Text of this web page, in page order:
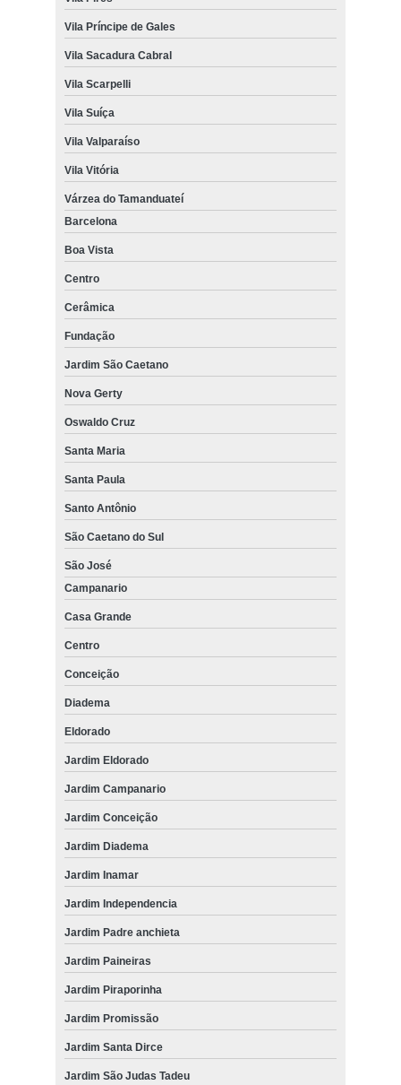
Vila Príncipe de Gales
Vila Sacadura Cabral
Vila Scarpelli
Vila Suíça
Vila Valparaíso
Vila Vitória
Várzea do Tamanduateí
Barcelona
Boa Vista
Centro
Cerâmica
Fundação
Jardim São Caetano
Nova Gerty
Oswaldo Cruz
Santa Maria
Santa Paula
Santo Antônio
São Caetano do Sul
São José
Campanario
Casa Grande
Centro
Conceição
Diadema
Eldorado
Jardim Eldorado
Jardim Campanario
Jardim Conceição
Jardim Diadema
Jardim Inamar
Jardim Independencia
Jardim Padre anchieta
Jardim Paineiras
Jardim Piraporinha
Jardim Promissão
Jardim Santa Dirce
Jardim São Judas Tadeu